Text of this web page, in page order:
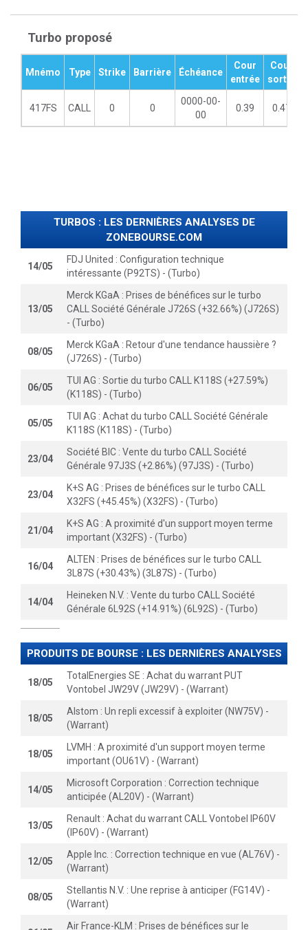
Turbo proposé
Mnémo Type Strike Barrière Échéance
Cour
entrée
Cour
sortie
417FS CALL 0 0
0000-00-
00
0.39 0.47
TURBOS : LES DERNIÈRES ANALYSES DE
ZONEBOURSE.COM
14/05
FDJ United : Configuration technique
intéressante (P92TS) - (Turbo)
13/05
Merck KGaA : Prises de bénéfices sur le turbo
CALL Société Générale J726S (+32.66%) (J726S)
- (Turbo)
08/05
Merck KGaA : Retour d'une tendance haussière ?
(J726S) - (Turbo)
06/05
TUI AG : Sortie du turbo CALL K118S (+27.59%)
(K118S) - (Turbo)
05/05
TUI AG : Achat du turbo CALL Société Générale
K118S (K118S) - (Turbo)
23/04
Société BIC : Vente du turbo CALL Société
Générale 97J3S (+2.86%) (97J3S) - (Turbo)
23/04
K+S AG : Prises de bénéfices sur le turbo CALL
X32FS (+45.45%) (X32FS) - (Turbo)
21/04
K+S AG : A proximité d'un support moyen terme
important (X32FS) - (Turbo)
16/04
ALTEN : Prises de bénéfices sur le turbo CALL
3L87S (+30.43%) (3L87S) - (Turbo)
14/04
Heineken N.V. : Vente du turbo CALL Société
Générale 6L92S (+14.91%) (6L92S) - (Turbo)
PRODUITS DE BOURSE : LES DERNIÈRES ANALYSES
18/05
TotalEnergies SE : Achat du warrant PUT
Vontobel JW29V (JW29V) - (Warrant)
18/05
Alstom : Un repli excessif à exploiter (NW75V) -
(Warrant)
18/05
LVMH : A proximité d'un support moyen terme
important (OU61V) - (Warrant)
14/05
Microsoft Corporation : Correction technique
anticipée (AL20V) - (Warrant)
13/05
Renault : Achat du warrant CALL Vontobel IP60V
(IP60V) - (Warrant)
12/05
Apple Inc. : Correction technique en vue (AL76V) -
(Warrant)
08/05
Stellantis N.V. : Une reprise à anticiper (FG14V) -
(Warrant)
Air France-KLM : Prises de bénéfices sur le